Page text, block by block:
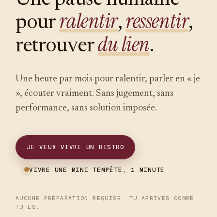
pourralentir, ressentir,
retrouverdu lien.
Une heure par mois pour ralentir, parler en « je
», écouter vraiment. Sans jugement, sans
performance, sans solution imposée.
JE VEUX VIVRE UN BISTRO
VIVRE UNE MINI TEMPÊTE, 1 MINUTE
AUCUNE PRÉPARATION REQUISE. TU ARRIVES COMME
TU ES.